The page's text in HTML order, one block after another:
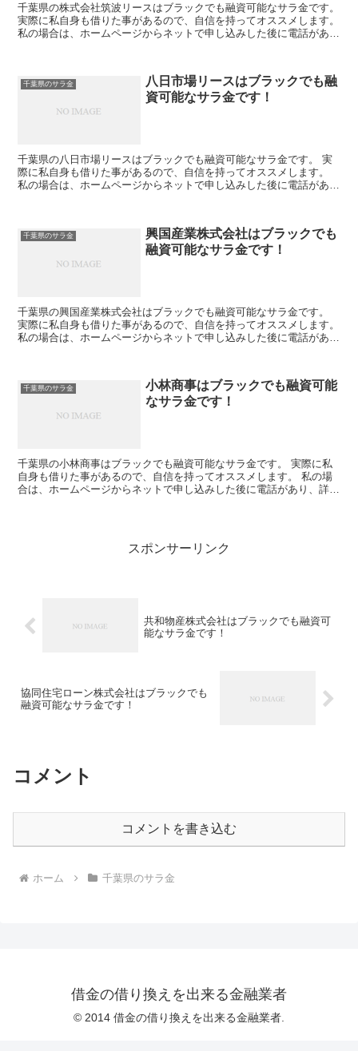
千葉県の株式会社筑波リースはブラックでも融資可能なサラ金です。
実際に私自身も借りた事があるので、自信を持ってオススメします。
私の場合は、ホームページからネットで申し込みした後に電話があ
千葉県のサラ金
八日市場リースはブラックでも融
資可能なサラ金です！
千葉県の八日市場リースはブラックでも融資可能なサラ金です。 実
際に私自身も借りた事があるので、自信を持ってオススメします。
私の場合は、ホームページからネットで申し込みした後に電話があ
千葉県のサラ金
興国産業株式会社はブラックでも
融資可能なサラ金です！
千葉県の興国産業株式会社はブラックでも融資可能なサラ金です。
実際に私自身も借りた事があるので、自信を持ってオススメします。
私の場合は、ホームページからネットで申し込みした後に電話があ
千葉県のサラ金
小林商事はブラックでも融資可能
なサラ金です！
千葉県の小林商事はブラックでも融資可能なサラ金です。 実際に私
自身も借りた事があるので、自信を持ってオススメします。 私の場
合は、ホームページからネットで申し込みした後に電話があり、詳細
スポンサーリンク
共和物産株式会社はブラックでも融資可
能なサラ金です！
協同住宅ローン株式会社はブラックでも
融資可能なサラ金です！
コメント
コメントを書き込む
ホーム 千葉県のサラ金
借金の借り換えを出来る金融業者
© 2014 借金の借り換えを出来る金融業者.